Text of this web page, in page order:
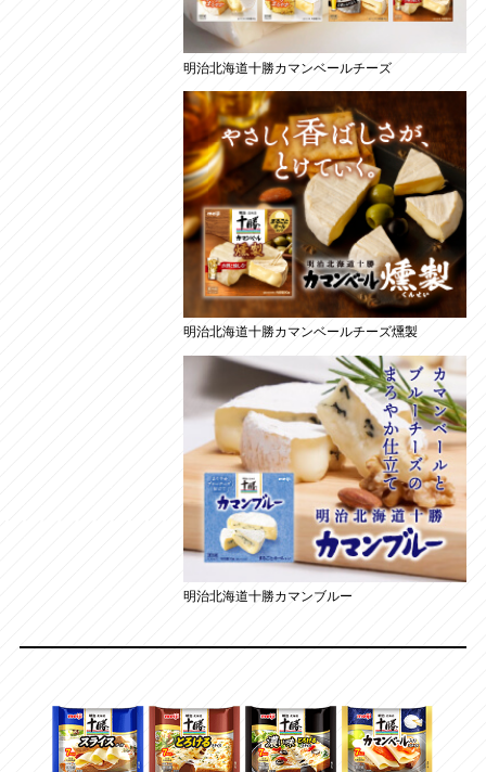
明治北海道十勝カマンベールチーズ
明治北海道十勝カマンベールチーズ燻製
明治北海道十勝カマンブルー